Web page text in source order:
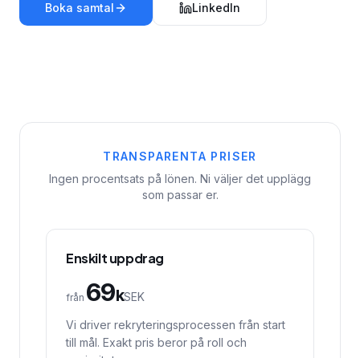
Boka samtal LinkedIn
TRANSPARENTA PRISER
Ingen procentsats på lönen. Ni väljer det upplägg
som passar er.
Enskilt uppdrag
från 69kSEK
Vi driver rekryteringsprocessen från start
till mål. Exakt pris beror på roll och